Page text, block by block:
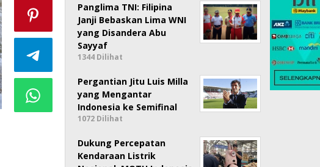
Panglima TNI: Filipina
Janji Bebaskan Lima WNI
yang Disandera Abu
Sayyaf
1344 Dilihat
Pergantian Jitu Luis Milla
yang Mengantar
Indonesia ke Semifinal
1072 Dilihat
Dukung Percepatan
Kendaraan Listrik